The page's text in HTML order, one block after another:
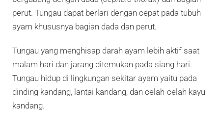
perut. Tungau dapat berlari dengan cepat pada tubuh
ayam khususnya bagian dada dan perut.
Tungau yang menghisap darah ayam lebih aktif saat
malam hari dan jarang ditemukan pada siang hari.
Tungau hidup di lingkungan sekitar ayam yaitu pada
dinding kandang, lantai kandang, dan celah-celah kayu
kandang.